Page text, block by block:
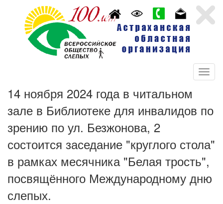
14 ноября 2024 года в читальном
зале в Библиотеке для инвалидов по
зрению по ул. Безжонова, 2
состоится заседание "круглого стола"
в рамках месячника "Белая трость",
посвящённого Международному дню
слепых.